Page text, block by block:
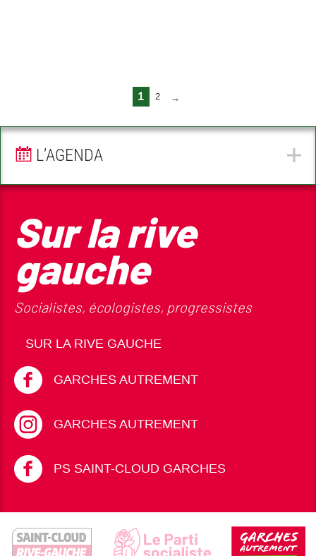
1 2 →
L’AGENDA
Sur la rive
gauche
Socialistes, écologistes, progressistes
SUR LA RIVE GAUCHE
GARCHES AUTREMENT
GARCHES AUTREMENT
PS SAINT-CLOUD GARCHES